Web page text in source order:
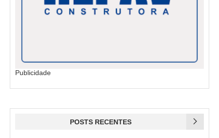
Publicidade
POSTS RECENTES